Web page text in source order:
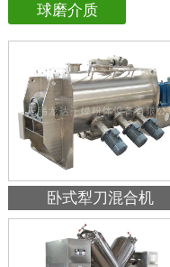
球磨介质
卧式犁刀混合机